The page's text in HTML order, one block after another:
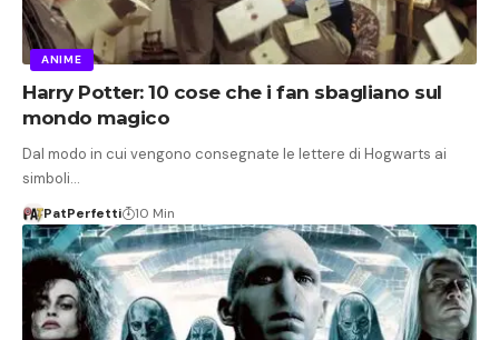
ANIME
Harry Potter: 10 cose che i fan sbagliano sul
mondo magico
Dal modo in cui vengono consegnate le lettere di Hogwarts ai
simboli…
PatPerfetti 10 Min